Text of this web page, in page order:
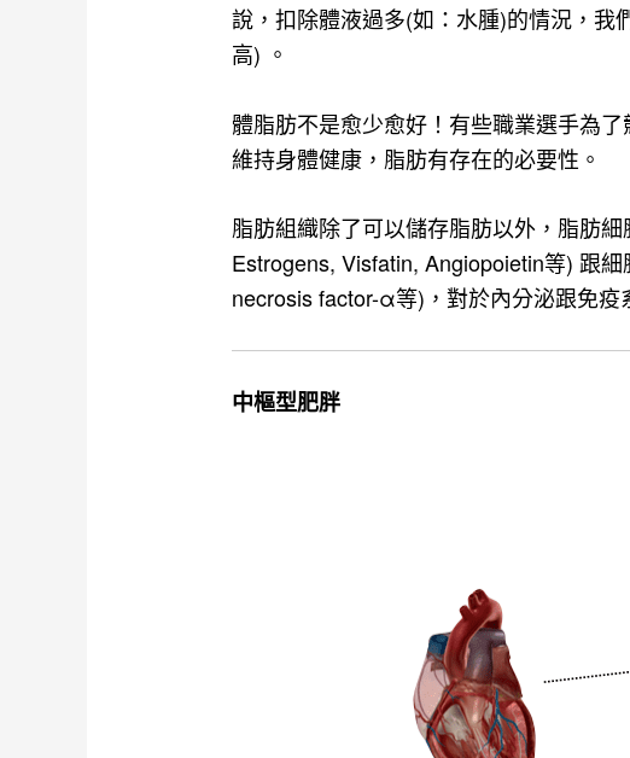
說，扣除體液過多(如：水腫)的情況，我
高) 。
體脂肪不是愈少愈好！有些職業選手為
維持身體健康，脂肪有存在的必要性。
脂肪組織除了可以儲存脂肪以外，脂肪
Estrogens, Visfatin, Angiopoietin等) 跟
necrosis factor-α等)，對於內分泌跟免疫
中樞型肥胖